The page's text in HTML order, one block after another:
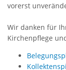
vorerst
Wir danken für
Kirchenpflege